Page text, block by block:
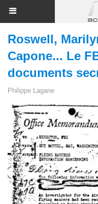
Roswell,
Capone... Le
documents
Philippe Lagane